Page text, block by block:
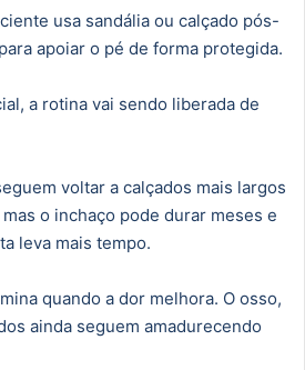
usa sandália ou calçado pós-
apoiar o pé de forma protegida.
a rotina vai sendo liberada de
voltar a calçados mais largos
o inchaço pode durar meses e
leva mais tempo.
quando a dor melhora. O osso,
ainda seguem amadurecendo